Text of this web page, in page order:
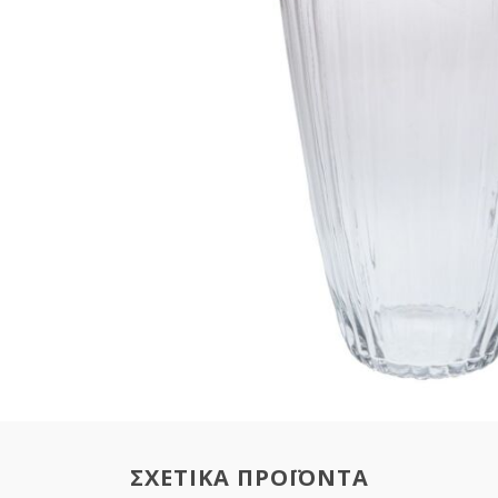
ΣΧΕΤΙΚΑ ΠΡΟΪΟΝΤΑ